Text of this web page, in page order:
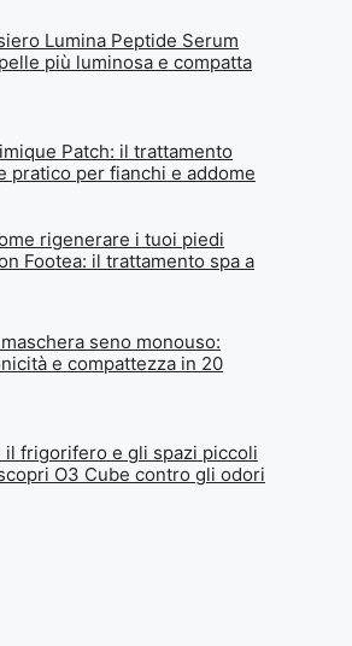
Lumina Peptide Serum
più luminosa e compatta
Patch: il trattamento
pratico per fianchi e addome
rigenerare i tuoi piedi
Footea: il trattamento spa a
seno monouso:
e compattezza in 20
il frigorifero e gli spazi piccoli
O3 Cube contro gli odori